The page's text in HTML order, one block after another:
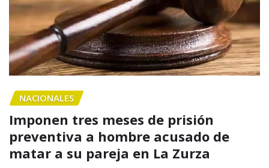
NACIONALES
Imponen tres meses de prisión
preventiva a hombre acusado de
matar a su pareja en La Zurza